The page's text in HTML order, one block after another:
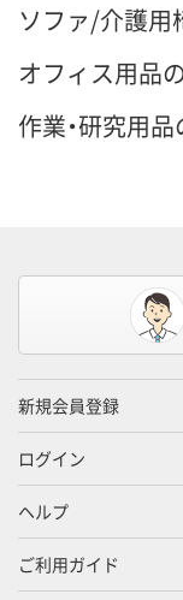
ソファ/介護用
オフィス用品
作業・研究用
新規会員登録
ログイン
ヘルプ
ご利用ガイド